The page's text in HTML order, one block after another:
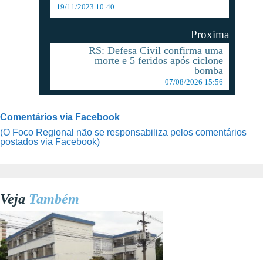
19/11/2023 10:40
Proxima
RS: Defesa Civil confirma uma
morte e 5 feridos após ciclone
bomba
07/08/2026 15:56
Comentários via Facebook
(O Foco Regional não se responsabiliza pelos comentários
postados via Facebook)
Veja Também